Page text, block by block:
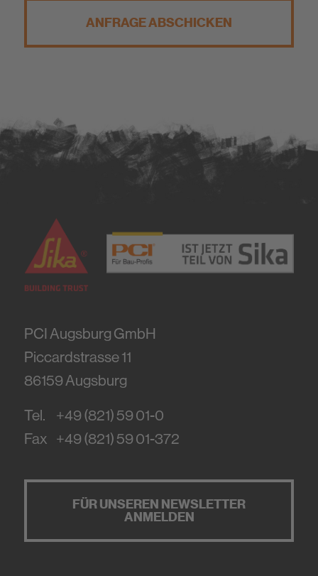
ANFRAGE ABSCHICKEN
PCI Augsburg GmbH
Piccardstrasse 11
86159 Augsburg
Tel.
+49 (821) 59 01-0
Fax +49 (821) 59 01-372
FÜR UNSEREN NEWSLETTER
ANMELDEN